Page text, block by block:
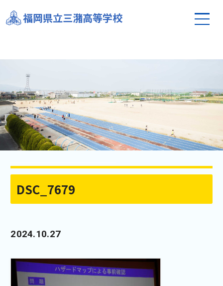
福岡県立三潴高等学校
DSC_7679
2024.10.27